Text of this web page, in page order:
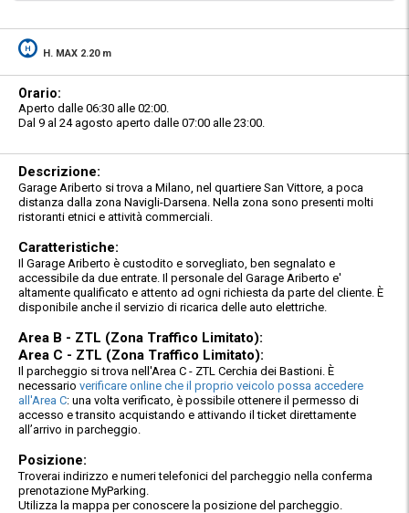
H. MAX 2.20 m
Orario:
Aperto dalle 06:30 alle 02:00.
Dal 9 al 24 agosto aperto dalle 07:00 alle 23:00.
Descrizione:
Garage Ariberto si trova a Milano, nel quartiere San Vittore, a poca
distanza dalla zona Navigli-Darsena. Nella zona sono presenti molti
ristoranti etnici e attività commerciali.
Caratteristiche:
Il Garage Ariberto è custodito e sorvegliato, ben segnalato e
accessibile da due entrate. Il personale del Garage Ariberto e'
altamente qualificato e attento ad ogni richiesta da parte del cliente. È
disponibile anche il servizio di ricarica delle auto elettriche.
Area B - ZTL (Zona Traffico Limitato):
Area C - ZTL (Zona Traffico Limitato):
Il parcheggio si trova nell'Area C - ZTL Cerchia dei Bastioni. È
necessario verificare online che il proprio veicolo possa accedere
all'Area C: una volta verificato, è possibile ottenere il permesso di
accesso e transito acquistando e attivando il ticket direttamente
all’arrivo in parcheggio.
Posizione:
Troverai indirizzo e numeri telefonici del parcheggio nella conferma
prenotazione MyParking.
Utilizza la mappa per conoscere la posizione del parcheggio.